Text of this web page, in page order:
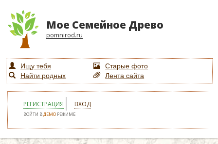
Мое Семейное Древо
pomnirod.ru
Ищу тебя
Старые фото
Найти родных
Лента сайта
РЕГИСТРАЦИЯ ВХОД
ВОЙТИ ВДЕМО РЕЖИМЕ